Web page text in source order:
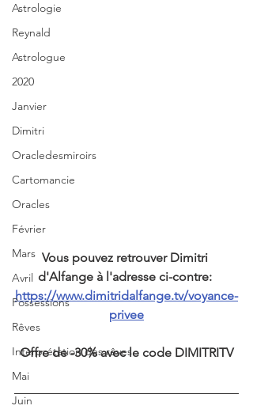
Astrologie
Reynald
Astrologue
2020
Janvier
Dimitri
Oracledesmiroirs
Cartomancie
Oracles
Février
Mars
Avril
Possessions
Rêves
Interprétation des rêves
Mai
Juin
Vous pouvez retrouver Dimitri
d'Alfange à l'adresse ci-contre:
https://www.dimitridalfange.tv/voyance-
privee
Offre de -30% avec le code DIMITRITV